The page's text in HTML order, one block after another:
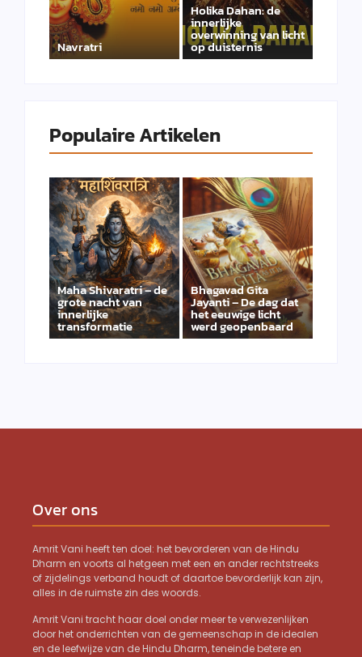
Navratri
Holika Dahan: de
innerlijke
overwinning van licht
op duisternis
Populaire Artikelen
Maha Shivaratri – de
grote nacht van
innerlijke
transformatie
Bhagavad Gita
Jayanti – De dag dat
het eeuwige licht
werd geopenbaard
Over ons
Amrit Vani heeft ten doel: het bevorderen van de Hindu
Dharm en voorts al hetgeen met een en ander rechtstreeks
of zijdelings verband houdt of daartoe bevorderlijk kan zijn,
alles in de ruimste zin des woords.
Amrit Vani tracht haar doel onder meer te verwezenlijken
door het onderrichten van de gemeenschap in de idealen
en de leefwijze van de Hindu Dharm, teneinde betere en